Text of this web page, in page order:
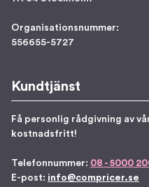
Organisationsnummer:
556655-5727
Kundtjänst
Få personlig rådgivning av
kostnadsfritt!
Telefonnummer: 08 - 5000
E-post: info@compricer.se